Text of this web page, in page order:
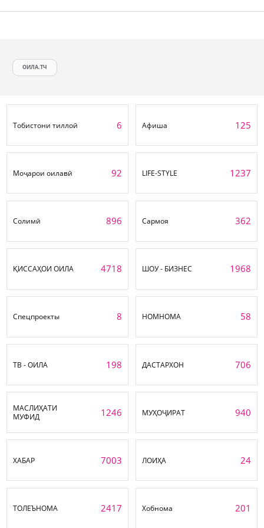
ОИЛА.ТЧ
Тобистони тиллоӣ 6 Афиша 125
Моҷарои оилавӣ 92 LIFE-STYLE 1237
Солимӣ 896 Сармоя 362
ҚИССАҲОИ ОИЛА 4718 ШОУ - БИЗНЕС 1968
Спецпроекты 8 НОМНОМА 58
ТВ - ОИЛА 198 ДАСТАРХОН 706
МАСЛИҲАТИ
МУФИД
1246 МУҲОҶИРАТ 940
ХАБАР 7003 ЛОИҲА 24
ТОЛЕЪНОМА 2417 Хобнома 201